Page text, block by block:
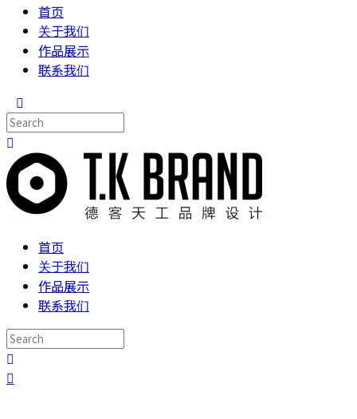
首页
关于我们
作品展示
联系我们
首页
关于我们
作品展示
联系我们